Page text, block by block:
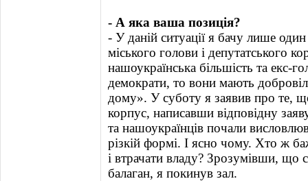
- А яка ваша позиція?
- У даній ситуації я бачу лише
міського голови і депутатського
нашоукраїнська більшість та екс-
демократи, то вони мають
дому». У суботу я заявив про те,
корпус, написавши відповідну
та нашоукраїнців почали
різкій формі. І ясно чому. Хто ж
і втрачати владу? Зрозумівши, що
балаган, я покинув зал.